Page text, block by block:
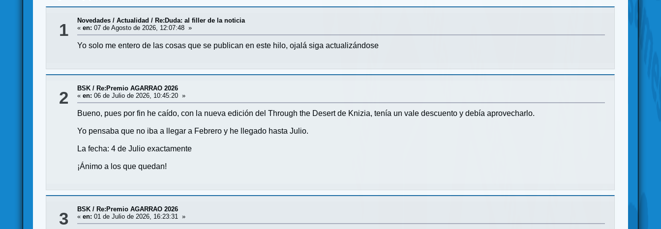
1 Novedades / Actualidad / Re:Duda: al filler de la noticia
«en: 07 de Agosto de 2026, 12:07:48 »
Yo solo me entero de las cosas que se publican en este hilo, ojalá siga actualizándose
2 BSK / Re:Premio AGARRAO 2026
«en: 06 de Julio de 2026, 10:45:20 »
Bueno, pues por fin he caído, con la nueva edición del Through the Desert de Knizia, tenía un vale descuento y debía aprovecharlo.
Yo pensaba que no iba a llegar a Febrero y he llegado hasta Julio.
La fecha: 4 de Julio exactamente
¡Ánimo a los que quedan!
3 BSK / Re:Premio AGARRAO 2026
«en: 01 de Julio de 2026, 16:23:31 »